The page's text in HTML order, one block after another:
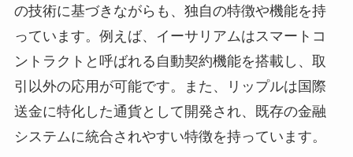
の技術に基づきながらも、独自の特徴や機能を持
っています。例えば、イーサリアムはスマートコ
ントラクトと呼ばれる自動契約機能を搭載し、取
引以外の応用が可能です。また、リップルは国際
送金に特化した通貨として開発され、既存の金融
システムに統合されやすい特徴を持っています。